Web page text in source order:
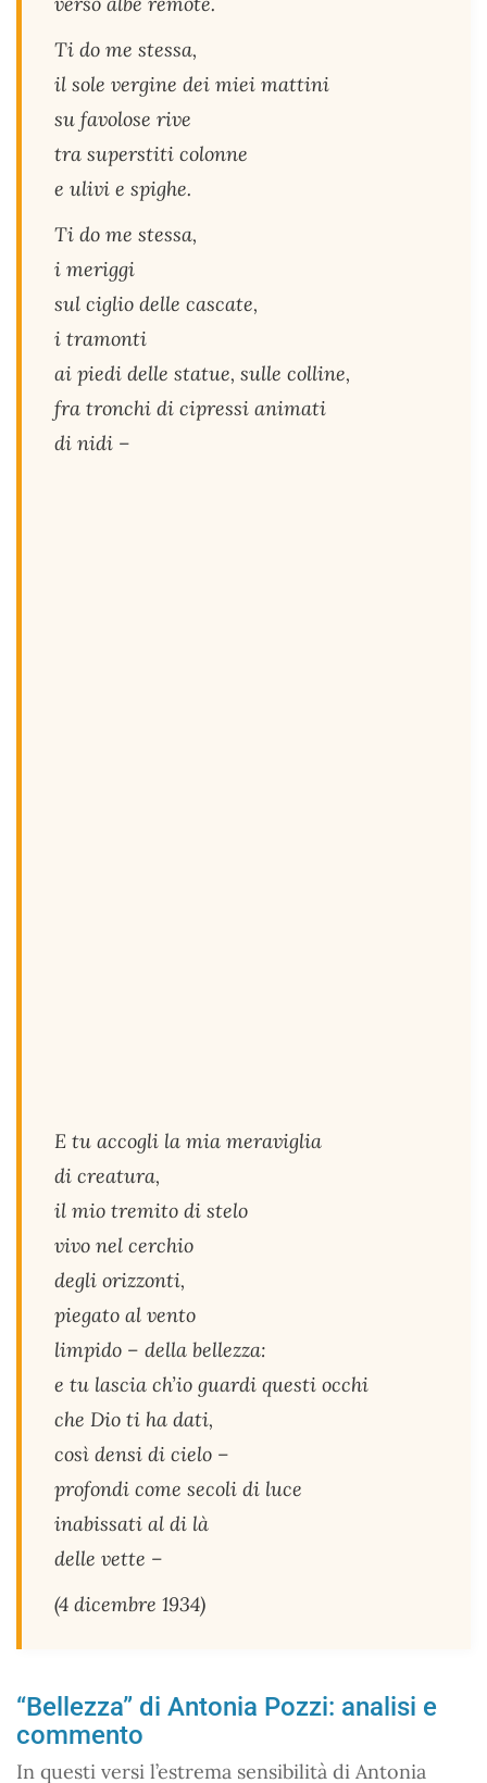
Ti do me stessa,
il sole vergine dei miei mattini
su favolose rive
tra superstiti colonne
e ulivi e spighe.
Ti do me stessa,
i meriggi
sul ciglio delle cascate,
i tramonti
ai piedi delle statue, sulle colline,
fra tronchi di cipressi animati
di nidi –
E tu accogli la mia meraviglia
di creatura,
il mio tremito di stelo
vivo nel cerchio
degli orizzonti,
piegato al vento
limpido – della bellezza:
e tu lascia ch’io guardi questi occhi
che Dio ti ha dati,
così densi di cielo –
profondi come secoli di luce
inabissati al di là
delle vette –
(4 dicembre 1934)
“Bellezza” di Antonia Pozzi: analisi e
commento
In questi versi l’estrema sensibilità di Antonia